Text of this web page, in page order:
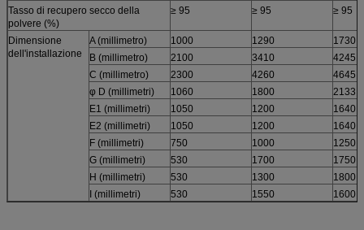
Tasso di recupero secco della
polvere (%)
≥ 95 ≥ 95 ≥ 95
Dimensione
dell'installazione
A (millimetro) 1000 1290
1730
B (millimetro)
2100 3410
4245
C (millimetro)
2300 4260
4645
φ D (millimetri)
1060 1800
2133
E1 (millimetri)
1050 1200
1640
E2 (millimetri)
1050 1200
1640
F (millimetri)
750 1000
1250
G (millimetri)
530 1700
1750
H (millimetri)
530 1300
1800
I (millimetri)
530 1550 1600